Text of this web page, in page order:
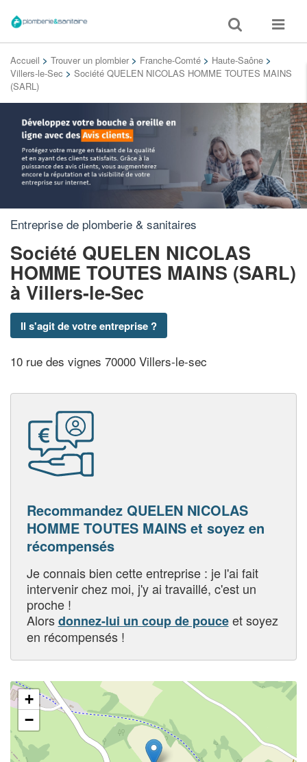
Toggle
search
Toggle
Accueil > Trouver un plombier > Franche-Comté > Haute-Saône >
Villers-le-Sec > Société QUELEN NICOLAS HOMME TOUTES MAINS
(SARL)
Entreprise de plomberie & sanitaires
Société QUELEN NICOLAS
HOMME TOUTES MAINS (SARL)
à Villers-le-Sec
Il s'agit de votre entreprise ?
10 rue des vignes 70000 Villers-le-sec
Recommandez QUELEN NICOLAS
HOMME TOUTES MAINS et soyez en
récompensés
Je connais bien cette entreprise : je l'ai fait
intervenir chez moi, j'y ai travaillé, c'est un
proche !
Alorsdonnez-lui un coup de pouceet soyez
en récompensés !
+
−